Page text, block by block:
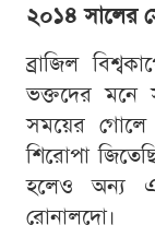
২০১৪ সালের
ব্রাজিল
ভক্তদের মনে
সময়ের গোলে
শিরোপা
হলেও অন্য
রোনালদো।